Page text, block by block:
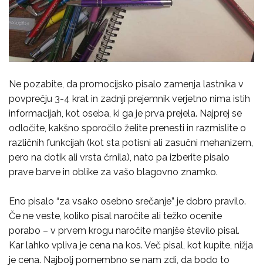
Ne pozabite, da promocijsko pisalo zamenja lastnika v
povprečju 3-4 krat in zadnji prejemnik verjetno nima istih
informacijah, kot oseba, ki ga je prva prejela. Najprej se
odločite, kakšno sporočilo želite prenesti in razmislite o
različnih funkcijah (kot sta potisni ali zasučni mehanizem,
pero na dotik ali vrsta črnila), nato pa izberite pisalo
prave barve in oblike za vašo blagovno znamko.
Eno pisalo “za vsako osebno srečanje” je dobro pravilo.
Če ne veste, koliko pisal naročite ali težko ocenite
porabo – v prvem krogu naročite manjše število pisal.
Kar lahko vpliva je cena na kos. Več pisal, kot kupite, nižja
je cena. Najbolj pomembno se nam zdi, da bodo to